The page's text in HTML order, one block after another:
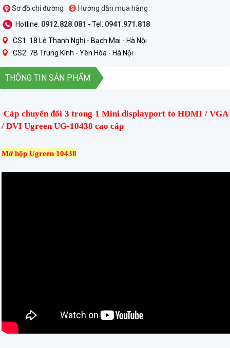
Sơ đồ chỉ đường
Hướng dẫn mua hàng
Hotline: 0912.828.081 - Tel: 0941.971.818
CS1: 18 Lê Thanh Nghị - Bạch Mai - Hà Nội
CS2: 7B Trung Kính - Yên Hòa - Hà Nội
THÔNG TIN SẢN PHẨM
Cáp chuyển đổi 3 trong 1 Mini displayport to HDMI / VGA
/ DVI Ugreen UG-10438 cao cấp
Mở hộp Ugreen 10438